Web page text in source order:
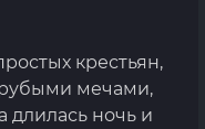
крестьян,
мечами,
длилась ночь и